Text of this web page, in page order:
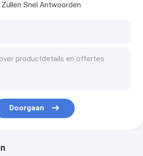
Snel Antwoorden
Doorgaan